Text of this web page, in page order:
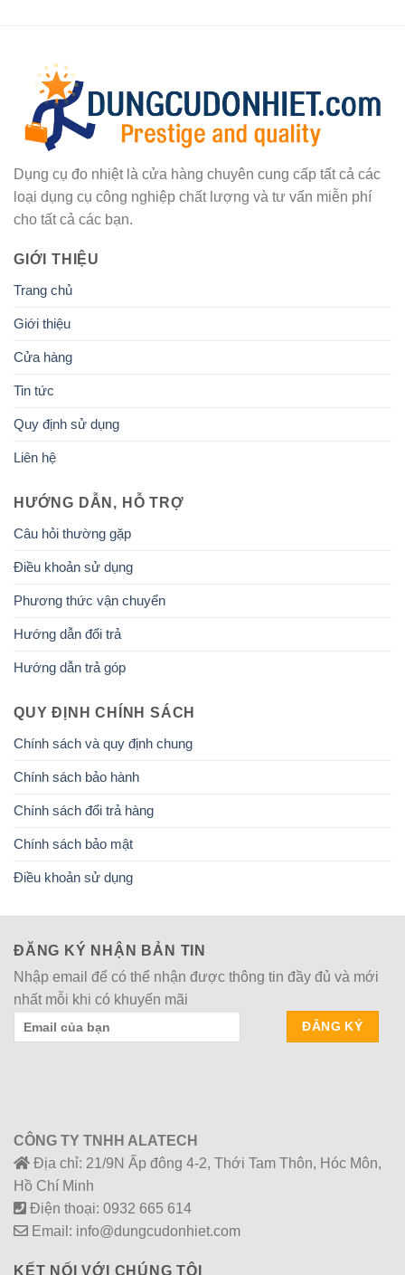
Dụng cụ đo nhiệt là cửa hàng chuyên cung cấp tất cả các
loại dụng cụ công nghiệp chất lượng và tư vấn miễn phí
cho tất cả các bạn.
GIỚI THIỆU
Trang chủ
Giới thiệu
Cửa hàng
Tin tức
Quy định sử dụng
Liên hệ
HƯỚNG DẪN, HỖ TRỢ
Câu hỏi thường gặp
Điều khoản sử dụng
Phương thức vận chuyển
Hướng dẫn đổi trả
Hướng dẫn trả góp
QUY ĐỊNH CHÍNH SÁCH
Chính sách và quy định chung
Chính sách bảo hành
Chính sách đổi trả hàng
Chính sách bảo mật
Điều khoản sử dụng
ĐĂNG KÝ NHẬN BẢN TIN
Nhập email để có thể nhận được thông tin đầy đủ và mới
nhất mỗi khi có khuyến mãi
CÔNG TY TNHH ALATECH
Địa chỉ: 21/9N Ấp đông 4-2, Thới Tam Thôn, Hóc Môn,
Hồ Chí Minh
Điện thoại: 0932 665 614
Email: info@dungcudonhiet.com
KẾT NỐI VỚI CHÚNG TÔI